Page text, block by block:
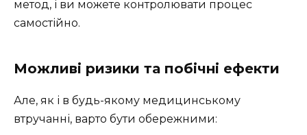
метод, і ви можете контролювати процес
самостійно.
Можливі ризики та побічні ефекти
Але, як і в будь-якому медицинському
втручанні, варто бути обережними: